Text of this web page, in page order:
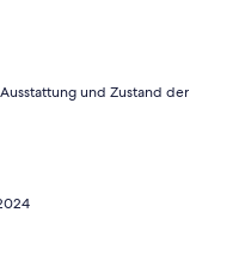
und Zustand der